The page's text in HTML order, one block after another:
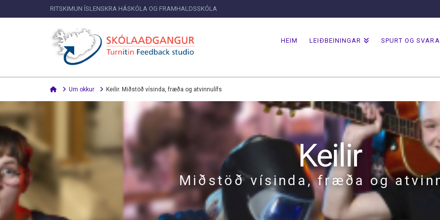
RITSKIMUN ÍSLENSKRA HÁSKÓLA OG FRAMHALDSSKÓLA
HEIM LEIÐBEININGAR SPURT OG
HomeUm okkur Keilir. Miðstöð vísinda, fræða og atvinnulífs
Keilir
Miðstöð vísinda, fræða og